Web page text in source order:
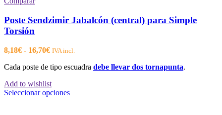
Poste Sendzimir Jabalcón (central) para Simple
Torsión
8,18€ - 16,70€Rango
precios:
8,18€
hasta
IVA incl.
Cada poste de tipo escuadra debe llevar dos tornapunta.
Add to wishlist
Seleccionar opcionesEste